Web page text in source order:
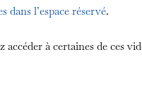
dans l’espace réservé.
accéder à certaines de ces